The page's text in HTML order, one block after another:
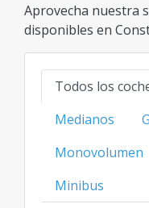
Aprovecha nuestra
disponibles en
modelos
familiares, SUV o
ideal al mejor
categoría.
Todos los
Medianos
Monovolumen
Minibus